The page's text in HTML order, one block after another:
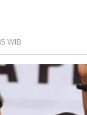
WIB
Adi
Prawiranegara